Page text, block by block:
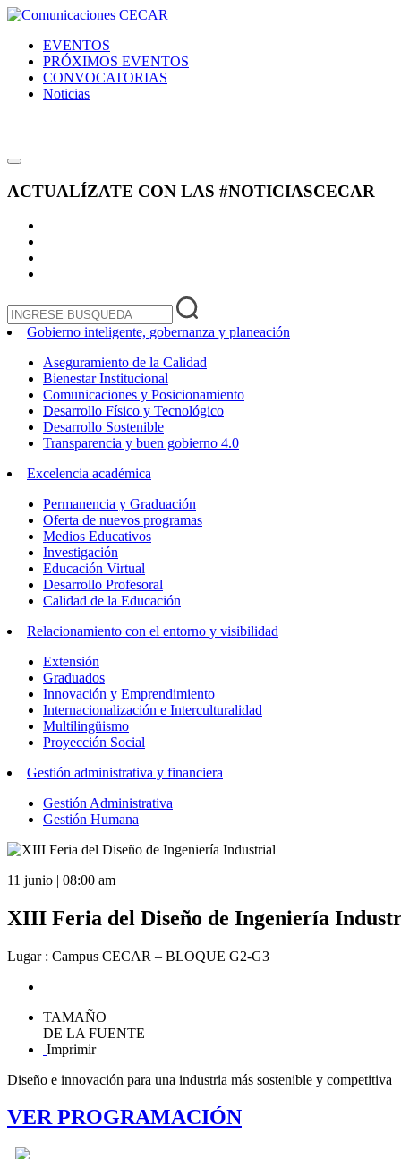
EVENTOS
PRÓXIMOS EVENTOS
CONVOCATORIAS
Noticias
ACTUALÍZATE CON LAS #NOTICIASCECAR
Gobierno inteligente, gobernanza y planeación
Aseguramiento de la Calidad
Bienestar Institucional
Comunicaciones y Posicionamiento
Desarrollo Físico y Tecnológico
Desarrollo Sostenible
Transparencia y buen gobierno 4.0
Excelencia académica
Permanencia y Graduación
Oferta de nuevos programas
Medios Educativos
Investigación
Educación Virtual
Desarrollo Profesoral
Calidad de la Educación
Relacionamiento con el entorno y visibilidad
Extensión
Graduados
Innovación y Emprendimiento
Internacionalización e Interculturalidad
Multilingüismo
Proyección Social
Gestión administrativa y financiera
Gestión Administrativa
Gestión Humana
11 junio | 08:00 am
XIII Feria del Diseño de Ingeniería
Lugar : Campus CECAR – BLOQUE G2-G3
TAMAÑO
DE LA FUENTE
Imprimir
Diseño e innovación para una industria más sostenible y competitiva
VER PROGRAMACIÓN